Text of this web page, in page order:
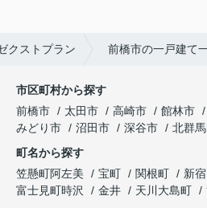
クストプラン 前橋市の一戸建て
市区町村から探す
前橋市
太田市 高崎市 館林市
みどり市
沼田市 深谷市
北群
町名から探す
笠懸町阿左美
宝町 関根町 新宿
富士見町時沢
金井 天川大島町